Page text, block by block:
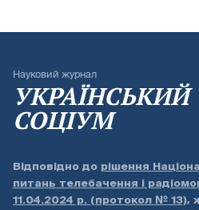
Науковий журнал
УКРАЇНСЬКИЙ
СОЦІУМ
Відповідно до рішення
питань телебачення і
11.04.2024 р. (протокол № 13),